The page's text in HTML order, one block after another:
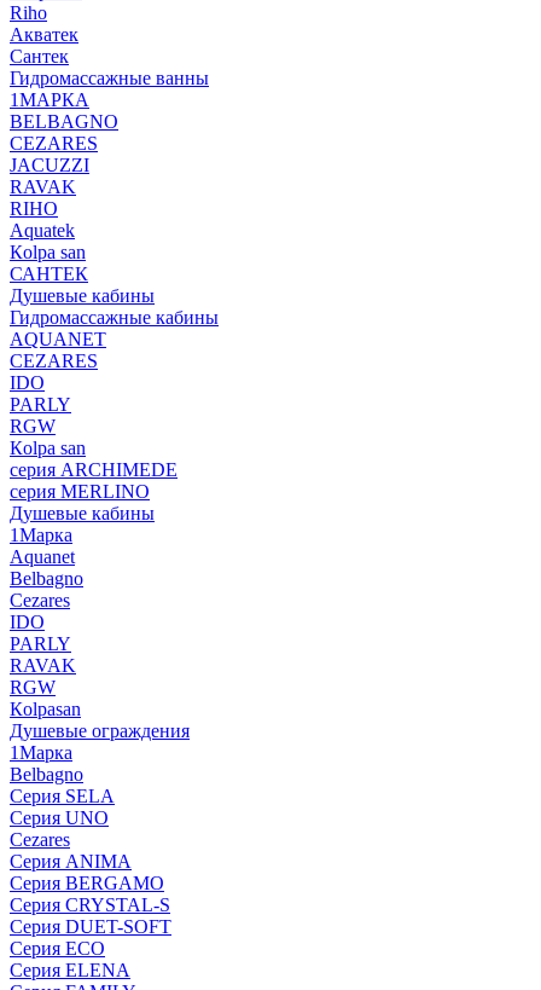
Riho
Акватек
Сантек
Гидромассажные ванны
1МАРКА
BELBAGNO
CEZARES
JACUZZI
RAVAK
RIHO
Аquatek
Кolpa san
САНТЕК
Душевые кабины
Гидромассажные кабины
AQUANET
CEZARES
IDO
PARLY
RGW
Кolpa san
серия ARCHIMEDE
серия MERLINO
Душевые кабины
1Марка
Aquanet
Belbagno
Cezares
IDO
PARLY
RAVAK
RGW
Кolpasan
Душевые ограждения
1Марка
Belbagno
Серия SELA
Серия UNO
Cezares
Серия ANIMA
Серия BERGAMO
Серия CRYSTAL-S
Серия DUET-SOFT
Серия ECO
Серия ELENA